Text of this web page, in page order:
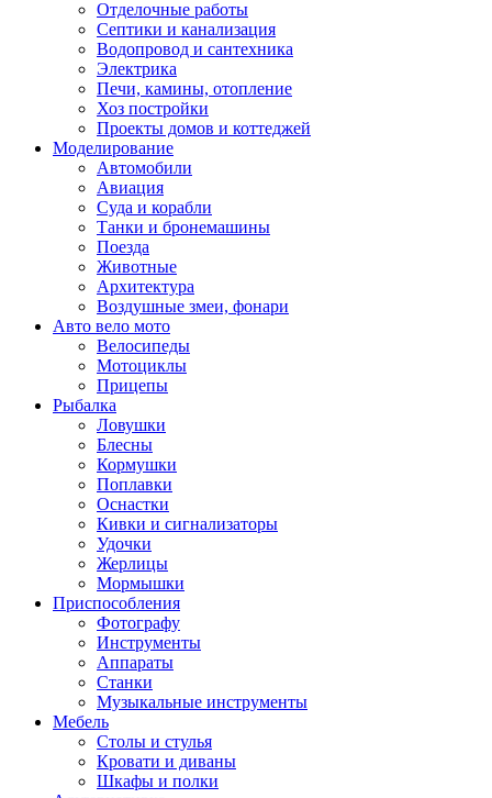
Отделочные работы
Септики и канализация
Водопровод и сантехника
Электрика
Печи, камины, отопление
Хоз постройки
Проекты домов и коттеджей
Моделирование
Автомобили
Авиация
Суда и корабли
Танки и бронемашины
Поезда
Животные
Архитектура
Воздушные змеи, фонари
Авто вело мото
Велосипеды
Мотоциклы
Прицепы
Рыбалка
Ловушки
Блесны
Кормушки
Поплавки
Оснастки
Кивки и сигнализаторы
Удочки
Жерлицы
Мормышки
Приспособления
Фотографу
Инструменты
Аппараты
Станки
Музыкальные инструменты
Мебель
Столы и стулья
Кровати и диваны
Шкафы и полки